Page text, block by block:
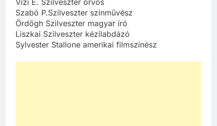
Vízi E. Szilveszter orvos
Szabó P.Szilveszter színművész
Ördögh Szilveszter magyar író
Liszkai Szilveszter kézilabdázó
Sylvester Stallone amerikai filmszínész